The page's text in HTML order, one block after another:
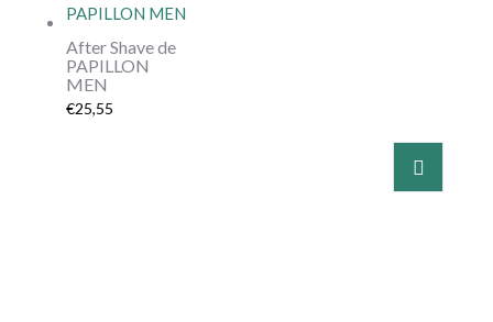
After Shave de
PAPILLON
MEN
€25,55